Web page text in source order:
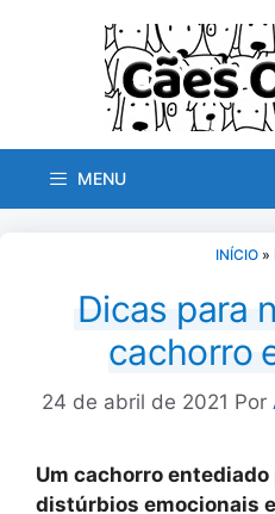
MENU
INÍCIO »
Dicas para
cachorro
24 de abril de 2021 Por
Um cachorro
distúrbios emocionais